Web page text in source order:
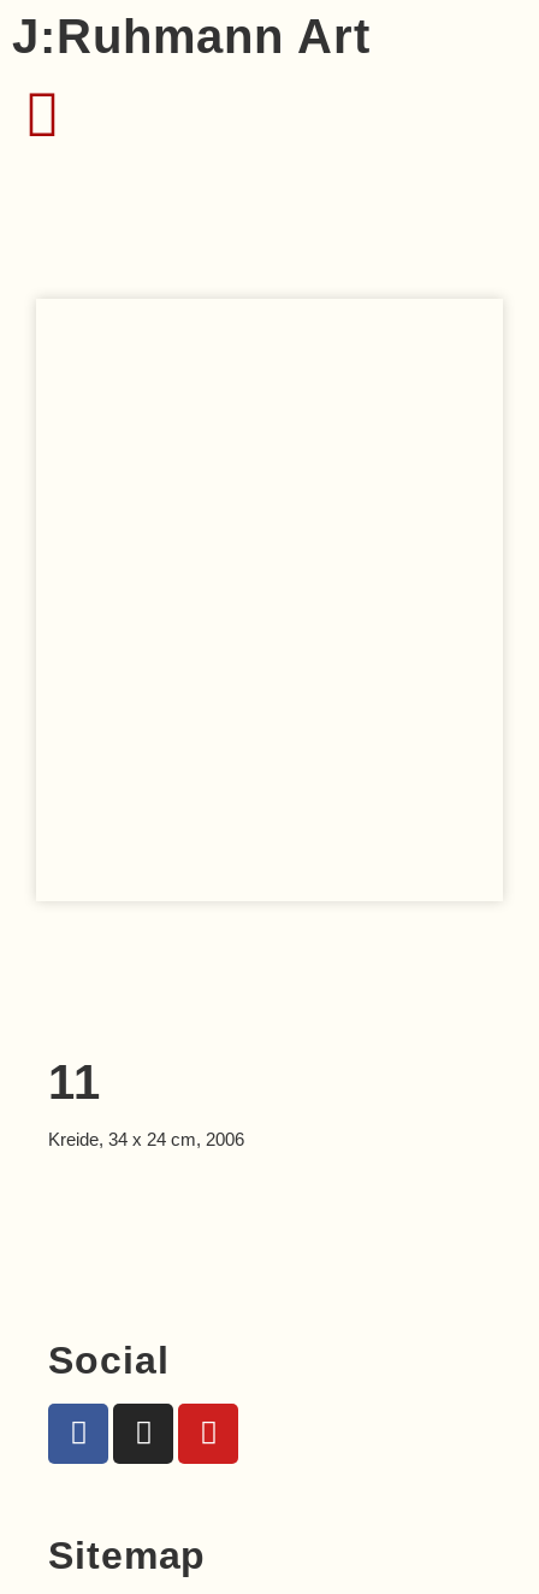
J:Ruhmann Art
11
Kreide, 34 x 24 cm, 2006
Social
Sitemap